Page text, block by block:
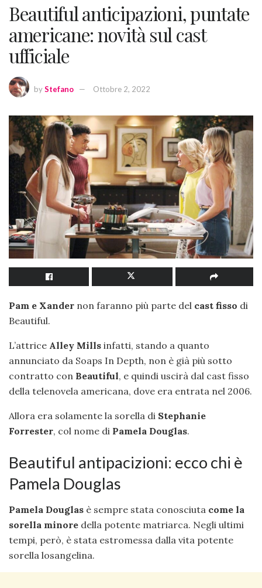
Beautiful anticipazioni, puntate
americane: novità sul cast
ufficiale
byStefano Ottobre 2, 2022
Pam e Xander non faranno più parte del cast fisso di
Beautiful.
L’attrice Alley Mills infatti, stando a quanto
annunciato da Soaps In Depth, non è già più sotto
contratto con Beautiful, e quindi uscirà dal cast fisso
della telenovela americana, dove era entrata nel 2006.
Allora era solamente la sorella di Stephanie
Forrester, col nome di Pamela Douglas.
Beautiful antipacizioni: ecco chi è
Pamela Douglas
Pamela Douglas è sempre stata conosciuta come la
sorella minore della potente matriarca. Negli ultimi
tempi, però, è stata estromessa dalla vita potente
sorella losangelina.